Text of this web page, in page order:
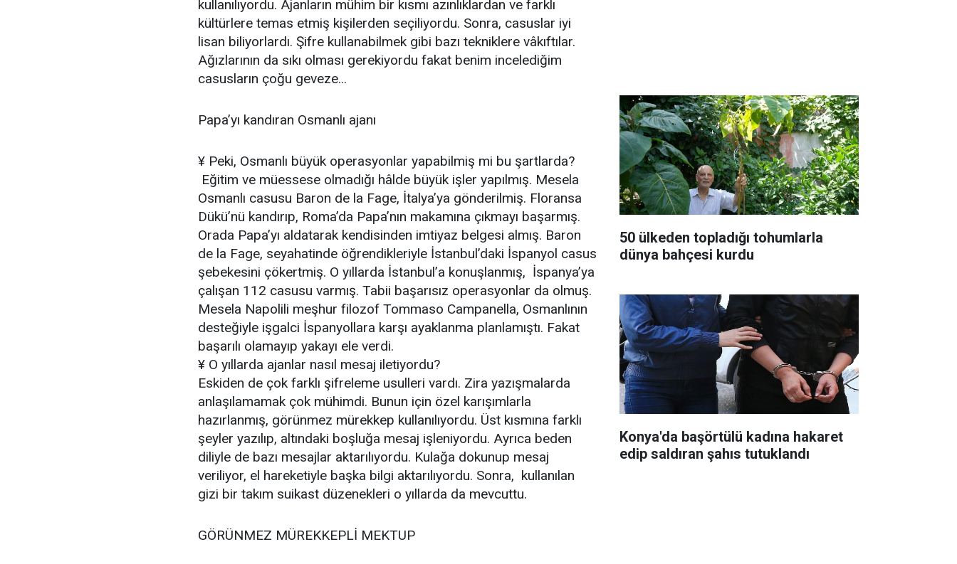
kullanılıyordu. Ajanların mühim bir kısmı azınlıklardan ve farklı
kültürlere temas etmiş kişilerden seçiliyordu. Sonra, casuslar iyi
lisan biliyorlardı. Şifre kullanabilmek gibi bazı tekniklere vâkıftılar.
Ağızlarının da sıkı olması gerekiyordu fakat benim incelediğim
casusların çoğu geveze...
Papa’yı kandıran Osmanlı ajanı
¥ Peki, Osmanlı büyük operasyonlar yapabilmiş mi bu şartlarda?
Eğitim ve müessese olmadığı hâlde büyük işler yapılmış. Mesela
Osmanlı casusu Baron de la Fage, İtalya’ya gönderilmiş. Floransa
Dükü’nü kandırıp, Roma’da Papa’nın makamına çıkmayı başarmış.
Orada Papa’yı aldatarak kendisinden imtiyaz belgesi almış. Baron
de la Fage, seyahatinde öğrendikleriyle İstanbul’daki İspanyol casus
şebekesini çökertmiş. O yıllarda İstanbul’a konuşlanmış, İspanya’ya
çalışan 112 casusu varmış. Tabii başarısız operasyonlar da olmuş.
Mesela Napolili meşhur filozof Tommaso Campanella, Osmanlının
desteğiyle işgalci İspanyollara karşı ayaklanma planlamıştı. Fakat
başarılı olamayıp yakayı ele verdi.
¥ O yıllarda ajanlar nasıl mesaj iletiyordu?
Eskiden de çok farklı şifreleme usulleri vardı. Zira yazışmalarda
anlaşılamamak çok mühimdi. Bunun için özel karışımlarla
hazırlanmış, görünmez mürekkep kullanılıyordu. Üst kısmına farklı
şeyler yazılıp, altındaki boşluğa mesaj işleniyordu. Ayrıca beden
diliyle de bazı mesajlar aktarılıyordu. Kulağa dokunup mesaj
veriliyor, el hareketiyle başka bilgi aktarılıyordu. Sonra, kullanılan
gizi bir takım suikast düzenekleri o yıllarda da mevcuttu.
GÖRÜNMEZ MÜREKKEPLİ MEKTUP
50 ülkeden topladığı tohumlarla
dünya bahçesi kurdu
Konya'da başörtülü kadına hakaret
edip saldıran şahıs tutuklandı